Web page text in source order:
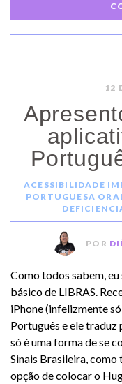
12
ACESSIBILIDADE
PORTUGUESA
POR
Como todos sabem, eu
básico de LIBRAS.
iPhone (infelizmente
Português e ele traduz
só é uma forma de se
Sinais Brasileira, como
opção de colocar o